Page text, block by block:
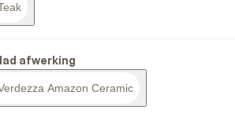
afwerking
Amazon Ceramic